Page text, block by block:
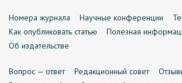
Номера журнала Научные конференции
Как опубликовать статью
Полезная
Об издательстве
Вопрос — ответ Редакционный совет